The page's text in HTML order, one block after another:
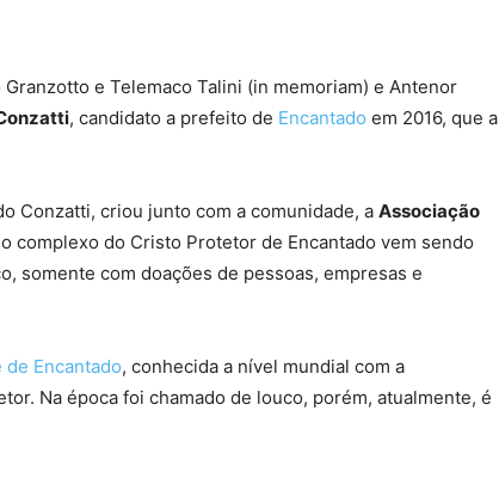
e Telemaco Talini (in memoriam) e Antenor
, candidato a prefeito de Encantado em 2016, que a
Conzatti, criou junto com a comunidade, a Associação
complexo do Cristo Protetor de Encantado vem sendo
somente com doações de pessoas, empresas e
de Encantado, conhecida a nível mundial com a
Na época foi chamado de louco, porém, atualmente, é